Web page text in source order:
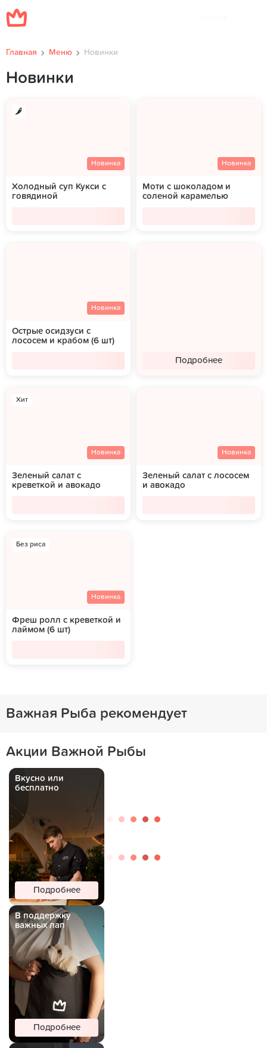
Главная Меню Новинки
Новинки
Новинка
Холодный суп Кукси с
говядиной
Новинка
Моти с шоколадом и
соленой карамелью
Новинка
Острые осидзуси с
лососем и крабом (6 шт)
Подробнее
Хит
Новинка
Зеленый салат с
креветкой и авокадо
Новинка
Зеленый салат с лососем
и авокадо
Без риса
Новинка
Фреш ролл с креветкой и
лаймом (6 шт)
Важная Рыба рекомендует
Акции Важной Рыбы
Вкусно или
бесплатно
Подробнее
В поддержку
важных лап
Подробнее